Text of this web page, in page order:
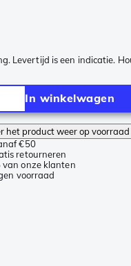
Levertijd is een indicatie.
In winkelwagen
het product weer op voorraad
€50
retourneren
onze klanten
voorraad